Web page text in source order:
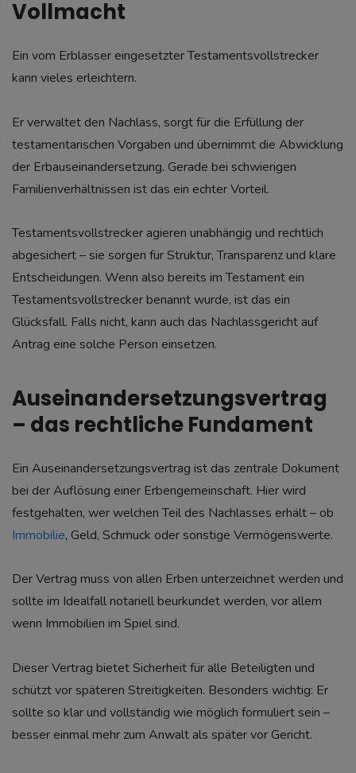
Vollmacht
Ein vom Erblasser eingesetzter Testamentsvollstrecker
kann vieles erleichtern.
Er verwaltet den Nachlass, sorgt für die Erfüllung der
testamentarischen Vorgaben und übernimmt die Abwicklung
der Erbauseinandersetzung. Gerade bei schwierigen
Familienverhältnissen ist das ein echter Vorteil.
Testamentsvollstrecker agieren unabhängig und rechtlich
abgesichert – sie sorgen für Struktur, Transparenz und klare
Entscheidungen. Wenn also bereits im Testament ein
Testamentsvollstrecker benannt wurde, ist das ein
Glücksfall. Falls nicht, kann auch das Nachlassgericht auf
Antrag eine solche Person einsetzen.
Auseinandersetzungsvertrag
– das rechtliche Fundament
Ein Auseinandersetzungsvertrag ist das zentrale Dokument
bei der Auflösung einer Erbengemeinschaft. Hier wird
festgehalten, wer welchen Teil des Nachlasses erhält – ob
Immobilie, Geld, Schmuck oder sonstige Vermögenswerte.
Der Vertrag muss von allen Erben unterzeichnet werden und
sollte im Idealfall notariell beurkundet werden, vor allem
wenn Immobilien im Spiel sind.
Dieser Vertrag bietet Sicherheit für alle Beteiligten und
schützt vor späteren Streitigkeiten. Besonders wichtig: Er
sollte so klar und vollständig wie möglich formuliert sein –
besser einmal mehr zum Anwalt als später vor Gericht.